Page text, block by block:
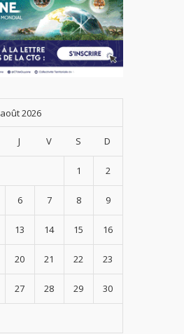
août 2026
J V S D
1 2
6 7 8 9
13 14 15 16
20 21 22 23
27 28 29 30